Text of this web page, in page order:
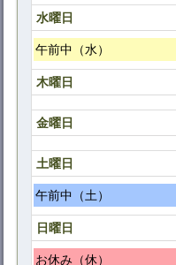
16th
2026
水曜日
水
曜
日,
8
月
19th
2026
午前中（水）
木曜日
金曜日
土曜日
土
曜
日,
8
午前中（土）
日曜日
日
お休み（休）